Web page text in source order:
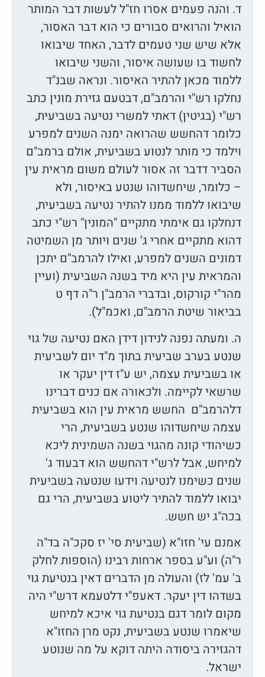
ד. והנה פעמים אסרו חז"ל לעשות דבר המותר
הואיל והרואים סבורים כי הוא דבר האסור,
אלא שיש שני טעמים לדבר, האחד שיבואו
לחשוד בו שעושה איסור, והשני שיבואו
ללמוד מכאן להתיר האיסור. ונראה שבנ"ד
נחלקו רש"י והרמב"ם, דבטעם גזירת מונין כתב
רש"י (בגיטין) דאתי למשרי נטיעה בשביעית,
כלומר דהחשש שהרואה ימנה השנים למפרע
וילמד כי מותר לנטוע בשביעית, אולם ברמב"ם
הסביר דדבר זה אסור לעולם משום מראית עין
– כלומר, שיחשדוהו שנטע באיסור, ולא
שיבואו ללמוד ממנו להתיר נטיעה בשביעית,
דנחלקו גם אימתי מתקיים "המונין" רש"י כתב
דהוא מתקיים אחרי ג' שנים ויותר מן השמיטה
דמונים השנים למפרע, ואילו להרמב"ם יתכן
והמראית עין היא מיד בשנה השביעית (ועיין
מהר"י קורקוס, ובדברי הרמב"ן ר"ה דף ט
בביאור שיטת הרמב"ם, ואכמ"ל).
ה. ומעתה נפנה לנידון דידן האם נטיעה של גוי
שנטע בערב שביעית בתוך מ"ד יום לשביעית
או בשביעית עצמה, יש ע"ז דין יעקר או
שרשאי לקיימה. ולכאורה אם כנים דברינו
דלהרמב"ם החשש מראית עין הוא בשביעית
עצמה שיחשדוהו שנטע בשביעית, הרי
כשיהודי קונה מהגוי בשנה השמינית ליכא
למיחש, אבל לרש"י דהחשש הוא דבעוד ג'
שנים כשימנו לנטיעה וידעו שנטעה בשביעית
יבואו ללמוד להתיר ליטוע בשביעית, הרי גם
בכה"ג יש חשש.
אמנם עי' חזו"א (שביעית סי' יז סקכ"ה בד"ה
ר"ה) וע"ע בספר ארחות רבינו (הוספות לחלק
ב' עמ' לז) והעולה מן הדברים דאין בנטיעת גוי
בשדהו דין יעקר. דאעפ"י דלטעמא דרש"י היה
מקום לומר דגם בנטיעת גוי איכא למיחש
שיאמרו שנטע בשביעית, נקט מרן החזו"א
דהגזירה ביסודה היתה דוקא על מה שנוטע
ישראל.